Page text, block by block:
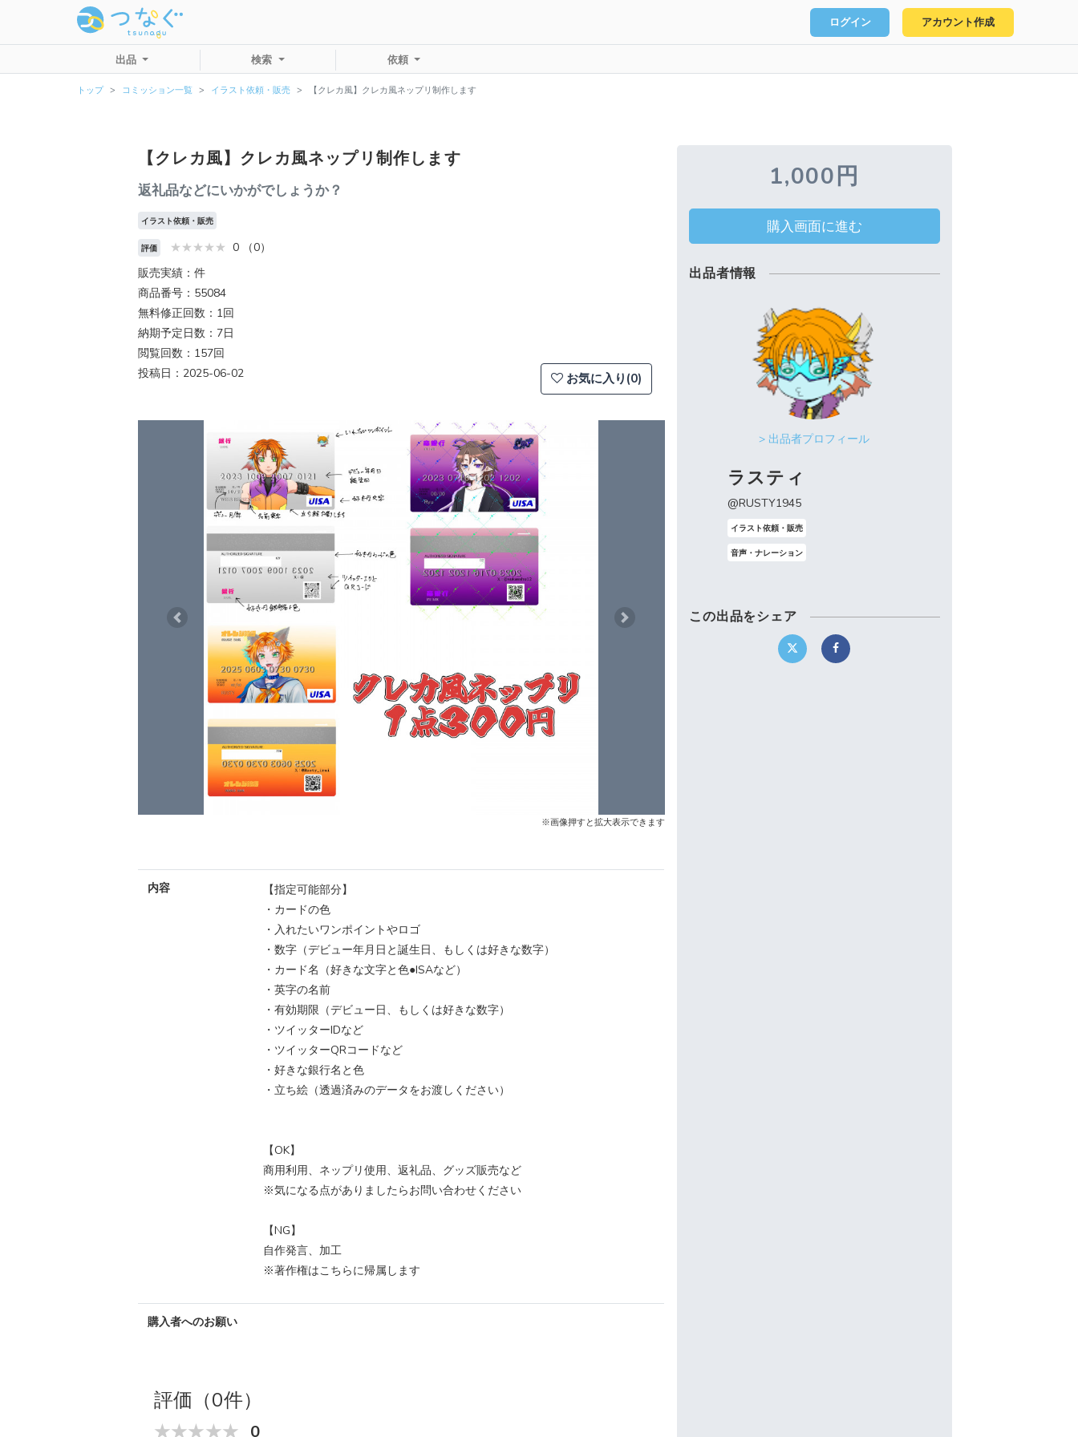
ログイン アカウント作成
出品 検索 依頼
トップ コミッション一覧 イラスト依頼・販売 【クレカ風】クレカ風ネップリ制作します
【クレカ風】クレカ風ネップリ制作します
返礼品などにいかがでしょうか？
イラスト依頼・販売
評価
0 （0）
販売実績：件
商品番号：55084
無料修正回数：1回
納期予定日数：7日
閲覧回数：157回
投稿日：2025-06-02
お気に入り(0)
Previous Next
※画像押すと拡大表示できます
内容
【指定可能部分】
・カードの色
・入れたいワンポイントやロゴ
・数字（デビュー年月日と誕生日、もしくは好きな数字）
・カード名（好きな文字と色●ISAなど）
・英字の名前
・有効期限（デビュー日、もしくは好きな数字）
・ツイッターIDなど
・ツイッターQRコードなど
・好きな銀行名と色
・立ち絵（透過済みのデータをお渡しください）
【OK】
商用利用、ネップリ使用、返礼品、グッズ販売など
※気になる点がありましたらお問い合わせください
【NG】
自作発言、加工
※著作権はこちらに帰属します
購入者へのお願い
評価（0件）
0
1,000円
購入画面に進む
出品者情報
> 出品者プロフィール
ラスティ
@RUSTY1945
イラスト依頼・販売
音声・ナレーション
この出品をシェア